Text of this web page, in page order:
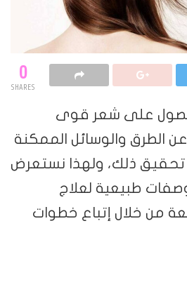
0
SHARES
على شعر قوى
الطرق والوسائل الممكنة
ذلك، ولهذا نستعرض
طبيعية لعلاج
من خلال إتباع خطوات